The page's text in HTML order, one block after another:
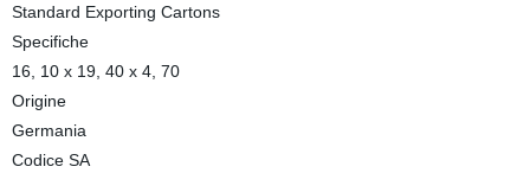
Standard Exporting Cartons
Specifiche
16, 10 x 19, 40 x 4, 70
Origine
Germania
Codice SA